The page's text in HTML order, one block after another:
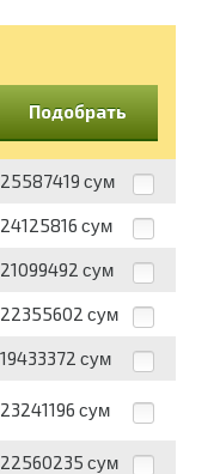
Подобрать
25587419 сум
24125816 сум
21099492 сум
22355602 сум
19433372 сум
23241196 сум
22560235 сум